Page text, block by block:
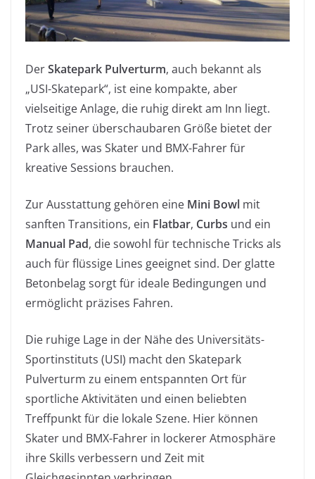
DerSkatepark Pulverturm, auch bekannt als
„USI-Skatepark“, ist eine kompakte, aber
vielseitige Anlage, die ruhig direkt am Inn liegt.
Trotz seiner überschaubaren Größe bietet der
Park alles, was Skater und BMX-Fahrer für
kreative Sessions brauchen.
Zur Ausstattung gehören eine Mini Bowl mit
sanften Transitions, ein Flatbar, Curbs und ein
Manual Pad, die sowohl für technische Tricks als
auch für flüssige Lines geeignet sind. Der glatte
Betonbelag sorgt für ideale Bedingungen und
ermöglicht präzises Fahren.
Die ruhige Lage in der Nähe des Universitäts-
Sportinstituts (USI) macht den Skatepark
Pulverturm zu einem entspannten Ort für
sportliche Aktivitäten und einen beliebten
Treffpunkt für die lokale Szene. Hier können
Skater und BMX-Fahrer in lockerer Atmosphäre
ihre Skills verbessern und Zeit mit